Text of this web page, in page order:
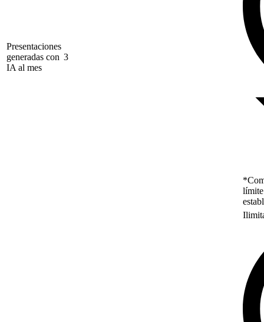
Presentaciones
generadas con
IA al mes
3